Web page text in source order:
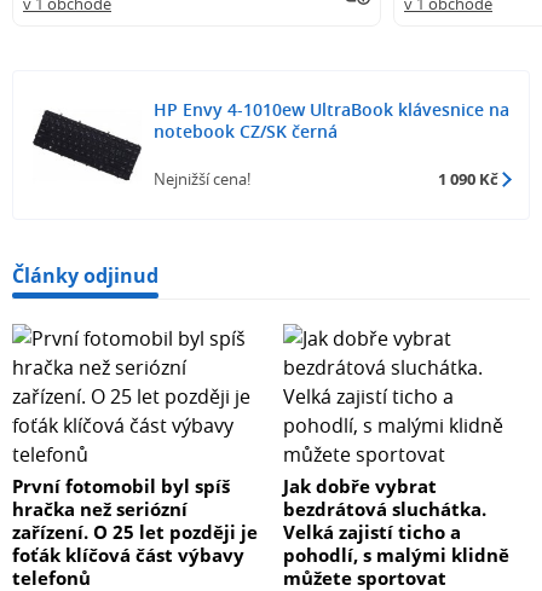
HP Envy 4-1010ew UltraBook klávesnice na
notebook CZ/SK černá
Nejnižší cena! 1 090 Kč
Články odjinud
První fotomobil byl spíš
hračka než seriózní
zařízení. O 25 let později je
foťák klíčová část výbavy
telefonů
Jak dobře vybrat
bezdrátová sluchátka.
Velká zajistí ticho a
pohodlí, s malými klidně
můžete sportovat